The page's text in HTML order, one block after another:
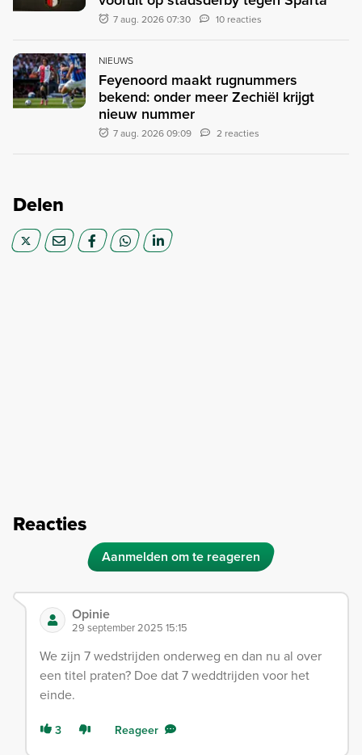
7 aug. 2026 07:30 10 reacties
NIEUWS
Feyenoord maakt rugnummers
bekend: onder meer Zechiël krijgt
nieuw nummer
7 aug. 2026 09:09 2 reacties
Delen
Reacties
Aanmelden om te reageren
Opinie
29 september 2025 15:15
We zijn 7 wedstrijden onderweg en dan nu al over
een titel praten? Doe dat 7 weddtrijden voor het
einde.
3 Reageer